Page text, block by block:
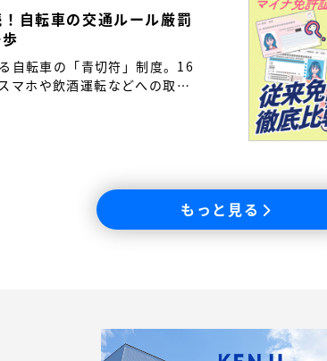
自転車の交通ルール厳罰
自転車の「青切符」制度。16
マホや飲酒運転などへの取り
へと繋げるために――。免許取
もっと見る